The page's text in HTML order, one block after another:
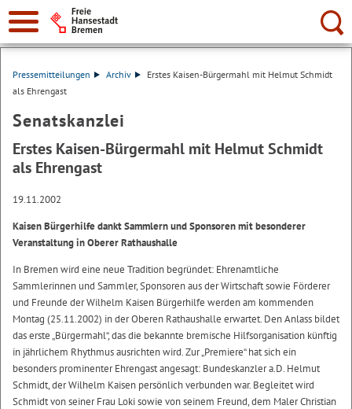
Suche:
Pressemitteilungen Archiv
Erstes Kaisen-Bürgermahl mit Helmut Schmidt
als Ehrengast
Senatskanzlei
Erstes Kaisen-Bürgermahl mit Helmut Schmidt
als Ehrengast
19.11.2002
Kaisen Bürgerhilfe dankt Sammlern und Sponsoren mit besonderer
Veranstaltung in Oberer Rathaushalle
In Bremen wird eine neue Tradition begründet: Ehrenamtliche
Sammlerinnen und Sammler, Sponsoren aus der Wirtschaft sowie Förderer
und Freunde der Wilhelm Kaisen Bürgerhilfe werden am kommenden
Montag (25.11.2002) in der Oberen Rathaushalle erwartet. Den Anlass bildet
das erste „Bürgermahl“, das die bekannte bremische Hilfsorganisation künftig
in jährlichem Rhythmus ausrichten wird. Zur „Premiere“ hat sich ein
besonders prominenter Ehrengast angesagt: Bundeskanzler a.D. Helmut
Schmidt, der Wilhelm Kaisen persönlich verbunden war. Begleitet wird
Schmidt von seiner Frau Loki sowie von seinem Freund, dem Maler Christian